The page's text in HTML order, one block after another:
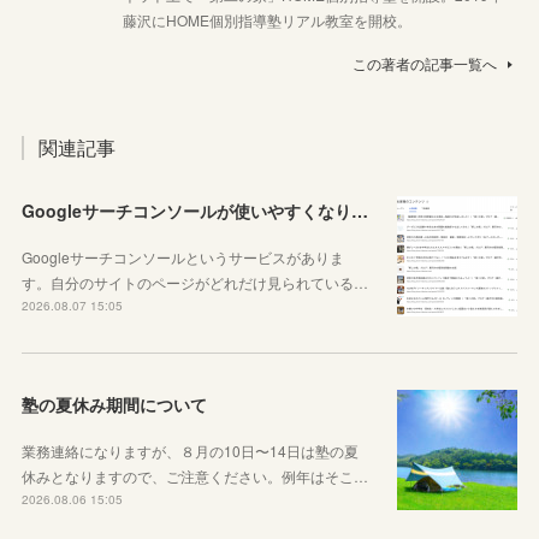
藤沢にHOME個別指導塾リアル教室を開校。
この著者の記事一覧へ
関連記事
Googleサーチコンソールが使いやすくなりました！YouTubeも見れるように！
Googleサーチコンソールというサービスがありま
す。自分のサイトのページがどれだけ見られている…
2026.08.07 15:05
塾の夏休み期間について
業務連絡になりますが、８月の10日〜14日は塾の夏
休みとなりますので、ご注意ください。例年はそこ…
2026.08.06 15:05